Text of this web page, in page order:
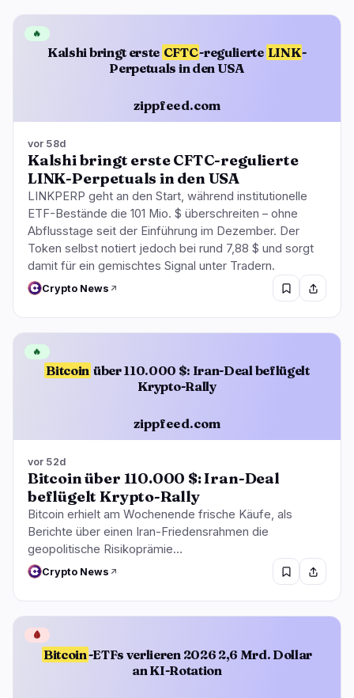
Kalshi bringt erste CFTC-regulierte LINK-
Perpetuals in den USA
zippfeed.com
🔥
vor 58d
Kalshi bringt erste CFTC-regulierte
LINK-Perpetuals in den USA
LINKPERP geht an den Start, während institutionelle
ETF-Bestände die 101 Mio. $ überschreiten – ohne
Abflusstage seit der Einführung im Dezember. Der
Token selbst notiert jedoch bei rund 7,88 $ und sorgt
damit für ein gemischtes Signal unter Tradern.
Crypto News
Bitcoin über 110.000 $: Iran-Deal beflügelt
Krypto-Rally
zippfeed.com
🔥
vor 52d
Bitcoin über 110.000 $: Iran-Deal
beflügelt Krypto-Rally
Bitcoin erhielt am Wochenende frische Käufe, als
Berichte über einen Iran-Friedensrahmen die
geopolitische Risikoprämie…
Crypto News
Bitcoin-ETFs verlieren 2026 2,6 Mrd. Dollar
an KI-Rotation
🩸